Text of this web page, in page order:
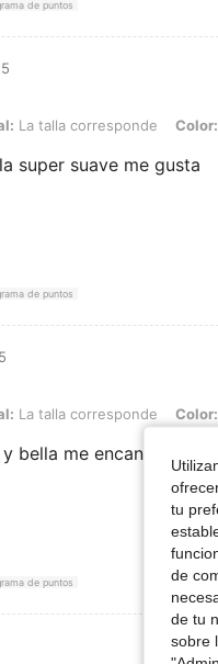
de puntos
talla corresponde, Color: Blanco,
La talla corresponde Color:
super suave me gusta
de puntos
talla corresponde, Color: Blanco,
La talla corresponde Color:
bella me encanta
de puntos
tu
de
de tu
sobre